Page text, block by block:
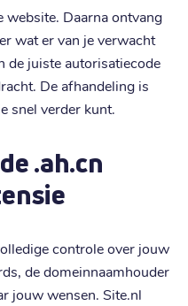
website. Daarna ontvang
wat er van je verwacht
de juiste autorisatiecode
De afhandeling is
snel verder kunt.
.ah.cn
controle over jouw
de domeinnaamhouder
jouw wensen. Site.nl